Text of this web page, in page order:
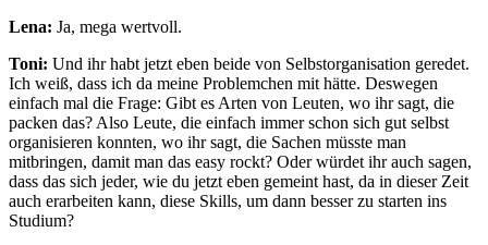
Lena: Ja, mega wertvoll.
Toni: Und ihr habt jetzt eben beide von Selbstorganisation geredet.
Ich weiß, dass ich da meine Problemchen mit hätte. Deswegen
einfach mal die Frage: Gibt es Arten von Leuten, wo ihr sagt, die
packen das? Also Leute, die einfach immer schon sich gut selbst
organisieren konnten, wo ihr sagt, die Sachen müsste man
mitbringen, damit man das easy rockt? Oder würdet ihr auch sagen,
dass das sich jeder, wie du jetzt eben gemeint hast, da in dieser Zeit
auch erarbeiten kann, diese Skills, um dann besser zu starten ins
Studium?